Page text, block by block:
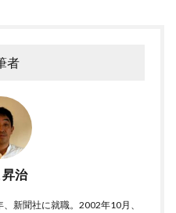
者
治
新聞社に就職。2002年10月、